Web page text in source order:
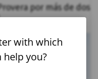
por más de dos
with which
you?